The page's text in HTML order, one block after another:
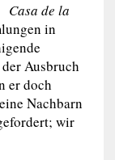
Casa de la
in
Ausbruch
er doch
Nachbarn
wir